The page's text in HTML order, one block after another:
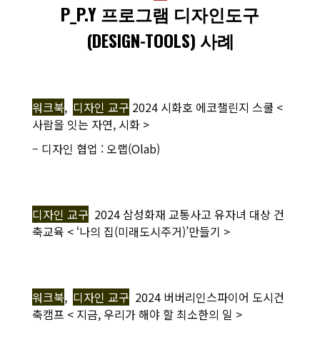
P_P.Y 프로그램 디자인도구
(DESIGN-TOOLS) 사례
워크북, 디자인 교구 2024 시화호 에코챌린지 스쿨 <
사람을 잇는 자연, 시화 >
– 디자인 협업 : 오랩(Olab)
디자인 교구 2024 삼성화재 교통사고 유자녀 대상 건
축교육 < ‘나의 집(미래도시주거)’만들기 >
워크북, 디자인 교구 2024 버버리인스파이어 도시건
축캠프 < 지금, 우리가 해야 할 최소한의 일 >